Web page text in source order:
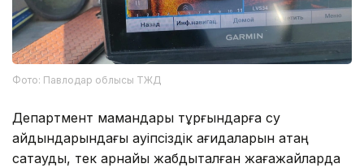
Фото: Павлодар облысы ТЖД
Департмент мамандары тұрғындарға су
айдындарындағы қауіпсіздік қағидаларын қатаң
сақтауды, тек арнайы жабдықталған жағажайларда